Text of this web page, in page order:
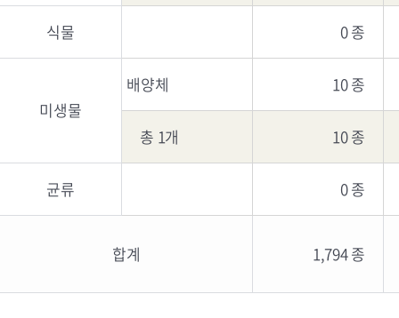
식물 0 종
미생물
배양체 10 종
총 1개 10 종
균류 0 종
합계 1,794 종